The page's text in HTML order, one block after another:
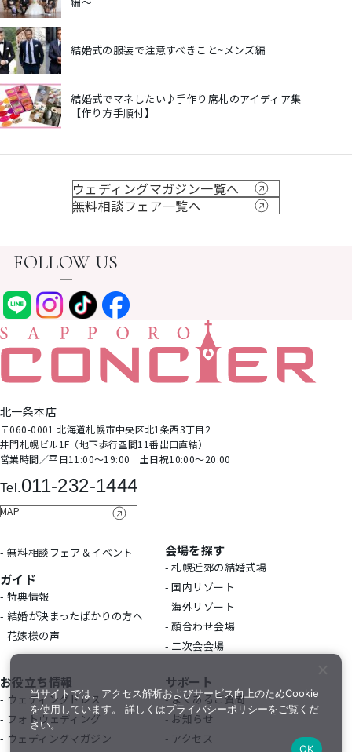
結婚式の服装で注意すべきこと~メンズ編
結婚式でマネしたい♪手作り席札のアイディア集
【作り方手順付】
ウェディングマガジン一覧へ
無料相談フェア一覧へ
FOLLOW US
北⼀条本店
〒060-0001 北海道札幌市中央区北1条⻄3丁⽬2
井⾨札幌ビル1F（地下歩⾏空間11番出⼝直結）
営業時間∕平日11:00～19:00 土日祝10:00～20:00
Tel.011-232-1444
MAP
- 無料相談フェア＆イベント
ガイド
- 特典情報
- 結婚が決まったばかりの方へ
- 花嫁様の声
会場を探す
- 札幌近郊の結婚式場
- 国内リゾート
- 海外リゾート
- 顔合わせ会場
- 二次会会場
お役立ち情報
- ウェディングドレス
- フォトウェディング
- ウェディングマガジン
サポート
- よくあるご質問
- お知らせ
- アクセス
当サイトでは、アクセス解析およびサービス向上のためCookie
を使用しています。 詳しくはプライバシーポリシーをご覧くだ
さい。
OK